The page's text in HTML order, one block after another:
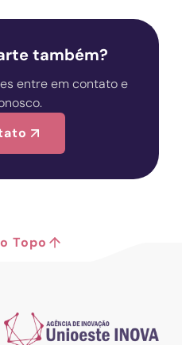
também?
entre em contato e
Topo